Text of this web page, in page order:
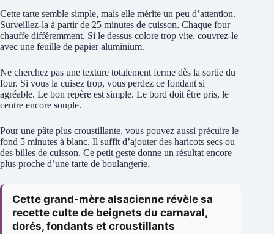
Cette tarte semble simple, mais elle mérite un peu d’attention.
Surveillez-la à partir de 25 minutes de cuisson. Chaque four
chauffe différemment. Si le dessus colore trop vite, couvrez-le
avec une feuille de papier aluminium.
Ne cherchez pas une texture totalement ferme dès la sortie du
four. Si vous la cuisez trop, vous perdez ce fondant si
agréable. Le bon repère est simple. Le bord doit être pris, le
centre encore souple.
Pour une pâte plus croustillante, vous pouvez aussi précuire le
fond 5 minutes à blanc. Il suffit d’ajouter des haricots secs ou
des billes de cuisson. Ce petit geste donne un résultat encore
plus proche d’une tarte de boulangerie.
Cette grand-mère alsacienne révèle sa
recette culte de beignets du carnaval,
dorés, fondants et croustillants